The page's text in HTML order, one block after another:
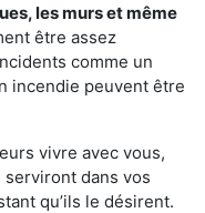
les murs et même
être assez
comme un
incendie peuvent être
vivre avec vous,
serviront dans vos
qu’ils le désirent.